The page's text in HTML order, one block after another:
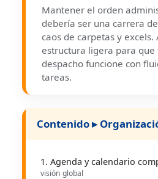
Mantener el orden
debería ser una carrera
caos de carpetas y excels.
estructura ligera para que
despacho funcione con
tareas.
Contenido ▸
1. Agenda y calendario
visión global